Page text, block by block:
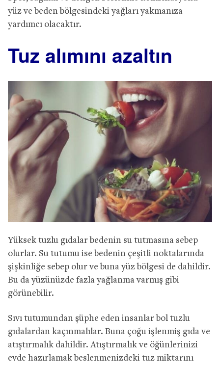
yüz ve beden bölgesindeki yağları yakmanıza
yardımcı olacaktır.
Tuz alımını azaltın
Yüksek tuzlu gıdalar bedenin su tutmasına sebep
olurlar. Su tutumu ise bedenin çeşitli noktalarında
şişkinliğe sebep olur ve buna yüz bölgesi de dahildir.
Bu da yüzünüzde fazla yağlanma varmış gibi
görünebilir.
Sıvı tutumundan şüphe eden insanlar bol tuzlu
gıdalardan kaçınmalılar. Buna çoğu işlenmiş gıda ve
atıştırmalık dahildir. Atıştırmalık ve öğünlerinizi
evde hazırlamak beslenmenizdeki tuz miktarını